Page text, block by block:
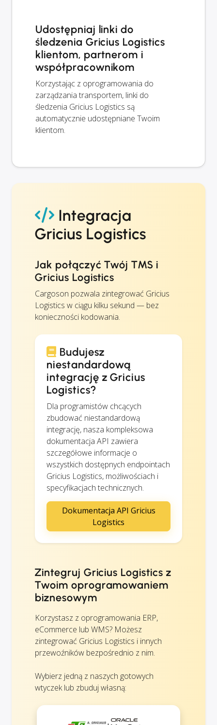
Udostępniaj linki do
śledzenia Gricius Logistics
klientom, partnerom i
współpracownikom
Korzystając z oprogramowania do
zarządzania transportem, linki do
śledzenia Gricius Logistics są
automatycznie udostępniane Twoim
klientom.
Integracja
Gricius Logistics
Jak połączyć Twój TMS i
Gricius Logistics
Cargoson pozwala zintegrować Gricius
Logistics w ciągu kilku sekund — bez
konieczności kodowania.
Budujesz
niestandardową
integrację z Gricius
Logistics?
Dla programistów chcących
zbudować niestandardową
integrację, nasza kompleksowa
dokumentacja API zawiera
szczegółowe informacje o
wszystkich dostępnych endpointach
Gricius Logistics, możliwościach i
specyfikacjach technicznych.
Dokumentacja API Gricius
Logistics
Zintegruj Gricius Logistics z
Twoim oprogramowaniem
biznesowym
Korzystasz z oprogramowania ERP,
eCommerce lub WMS? Możesz
zintegrować Gricius Logistics i innych
przewoźników bezpośrednio z nim.
Wybierz jedną z naszych gotowych
wtyczek lub zbuduj własną: